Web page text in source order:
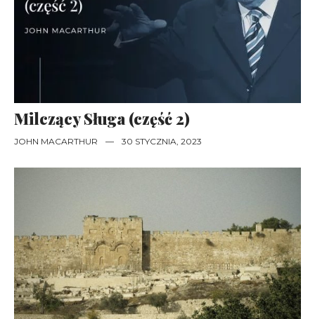
Milczący Sługa (część 2)
JOHN MACARTHUR — 30 STYCZNIA, 2023